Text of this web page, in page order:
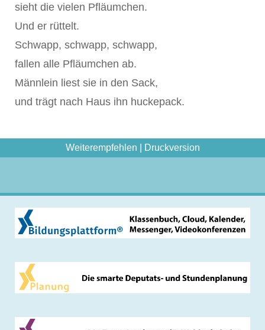
sieht die vielen Pfläumchen.
Und er rüttelt.
Schwapp, schwapp, schwapp,
fallen alle Pfläumchen ab.
Männlein liest sie in den Sack,
und trägt nach Haus ihn huckepack.
Weiterempfehlen Druckversion